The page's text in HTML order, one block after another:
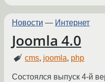
Новости — Интернет
Joomla 4.0
cms, joomla, php
Состоялся выпуск 4-й